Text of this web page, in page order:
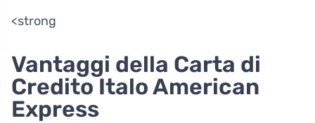
<strong
Vantaggi della Carta di
Credito Italo American
Express